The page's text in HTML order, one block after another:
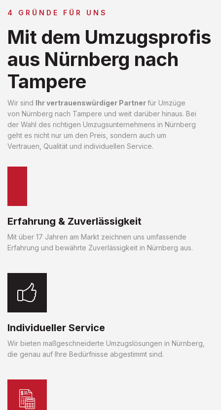
4 GRÜNDE FÜR UNS
Mit dem Umzugsprofis
aus Nürnberg nach
Tampere
Wir sind Ihr vertrauenswürdiger Partnerfür Umzüge
von Nürnberg nach Tampere und weit darüber hinaus. Bei
der Wahl des richtigen Umzugsunternehmens in Nürnberg
geht es nicht nur um den Preis, sondern auch um
Vertrauen, Qualität und individuellen Service.
Erfahrung & Zuverlässigkeit
Mit über 17 Jahren am Markt zeichnen uns umfassende
Erfahrung und bewährte Zuverlässigkeit in Nürnberg aus.
Individueller Service
Wir bieten maßgeschneiderte Umzugslösungen in Nürnberg,
die genau auf Ihre Bedürfnisse abgestimmt sind.